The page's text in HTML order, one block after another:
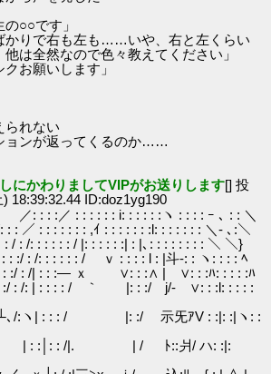
の○○です」
かりで右も左も……いや、右と左くらい
は全然なので色々教えてください」
クお願いします」
られない
ョンが返ってくるのか……
にかわりましてVIPがお送りします[] 投
18:39:32.44 ID:doz1yg190
: : : : i: : : : : :ヽ : : : : ｰ ､ : : ＼
: : ,ｲ : : : : : : :l: : : : : : : ＼- ､:＼
: / |: : : : : :| : |､: : : : : : : : ＼ ＼}
: : / ｖ : : : : l : |斗-: : ヽ: : : : ﾍ
:― ｘ ∨: : :∧ | ∨: : :ﾊ: : : : :ﾊ
: : / ｀ |: : :/ j/- ∨: : :l: : : : :
: / |: :/ 示旡ｱV : :|: :|ヽ: :
/|. | / ﾄ::爿/ ハ: :|: